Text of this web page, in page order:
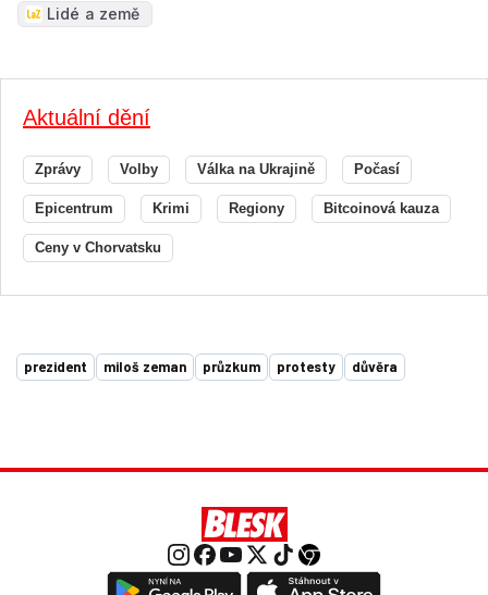
Lidé a země
Aktuální dění
Zprávy Volby Válka na Ukrajině Počasí
Epicentrum Krimi Regiony Bitcoinová kauza
Ceny v Chorvatsku
prezident miloš zeman průzkum protesty důvěra